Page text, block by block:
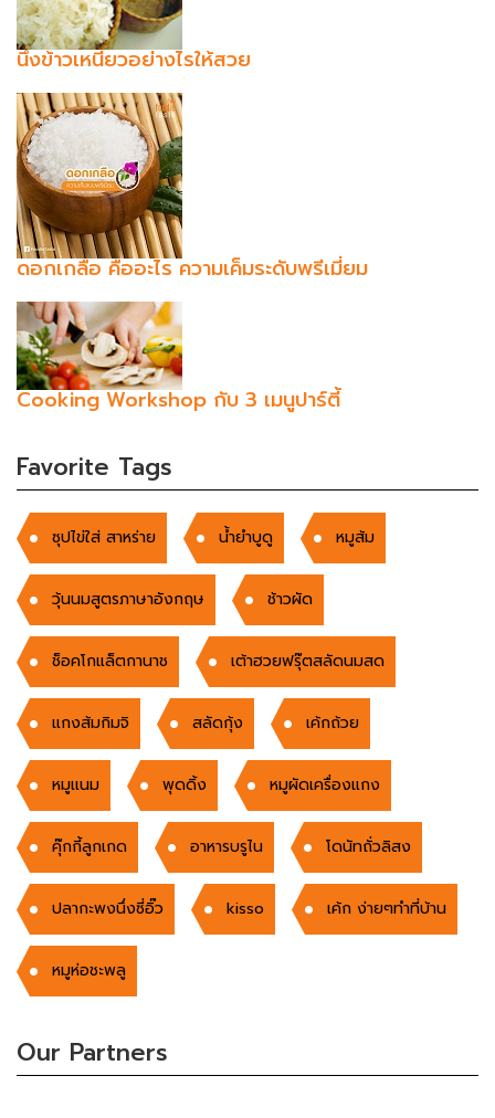
นึ่งข้าวเหนียวอย่างไรให้สวย
ดอกเกลือ คืออะไร ความเค็มระดับพรีเมี่ยม
Cooking Workshop กับ 3 เมนูปาร์ตี้
Favorite Tags
ซุปไข่ใส่ สาหร่าย น้ำยำบูดู หมูส้ม
วุ้นนมสูตรภาษาอังกฤษ ช้าวผัด
ช็อคโกแล็ตกานาช เต้าฮวยฟรุ๊ตสลัดนมสด
แกงส้มกิมจิ สลัดกุ้ง เค้กถ้วย
หมูเเนม พุดดิ้ง หมูผัดเครื่องแกง
คุ๊กกี้ลูกเกด อาหารบรูไน โดนัทถั่วลิสง
ปลากะพงนึ่งซี่อิ๊ว kisso เค้ก ง่ายๆทำที่บ้าน
หมูห่อชะพลู
Our Partners